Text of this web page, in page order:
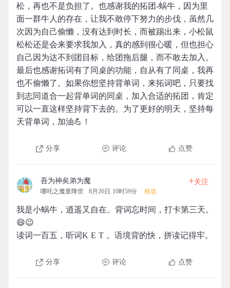
松，再也不是负担了。也感谢我的拓团-蜗牛，因为里
面一群牛人的存在，让我不敢停下努力的步伐，虽然几
次因为自己偷懒，没有达到时长，而被踢出来，小松鼠
松松还是会来要求我加入，真的感到很心暖，但也担心
自己因为达不到团目标，给团拖后腿，而不敢去加入。
最后也感谢拓词有了同桌的功能，自从有了同桌，我再
也不偷懒了。如果你想坚持背单词，来拓词吧，只要找
到志同道合一起背单词的同桌，加入合适的拓团，肯定
可以一直这样坚持背下去的。为了更好的明天，坚持每
天背单词，加油💪！
分享 评论 点赞
吾为神矣弟为魔
哪吒之魔童降世 8月26日 10时59分 精选
+关注
我是小蜗牛，逍遥又自在。背词忘时间，打卡第三天。
😄😉
读词一百五，听词K E T 。语境背的快，拼读记得牢。
分享 评论 点赞